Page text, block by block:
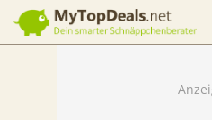
Dein smarter Schnäppchenberater